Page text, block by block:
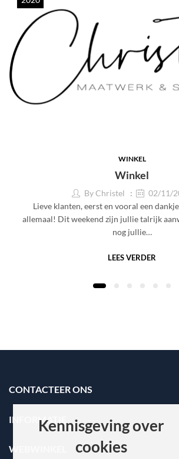
WINKEL
Winkel
ByChristel
02/11/
Lieve klanten, eerst en vooral een
allemaal! Dit weekend zijn jullie talrijk
nog jullie…
LEES VERDER
CONTACTEER ONS
INFORMATIE
WEBWINKEL
Kennisgeving over
cookies